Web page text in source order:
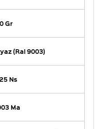
Gr
(Ral 9003)
Ns
Ma